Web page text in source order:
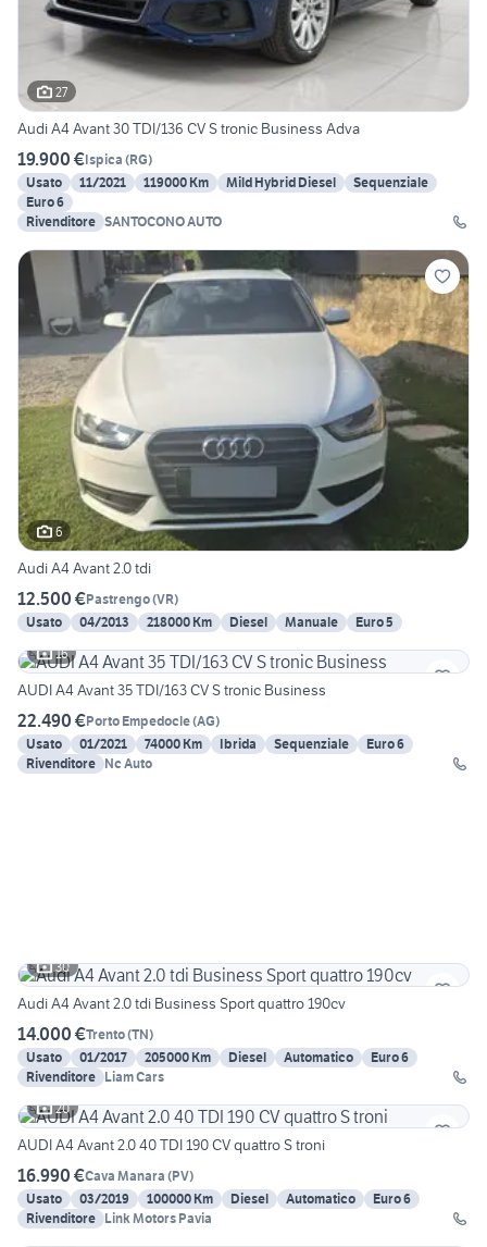
27
Audi A4 Avant 30 TDI/136 CV S tronic Business Adva
19.900 €Ispica (RG)
Usato
11/2021 119000 Km Mild Hybrid Diesel
Sequenziale
Euro 6
Rivenditore SANTOCONO AUTO
6
Audi A4 Avant 2.0 tdi
12.500 €Pastrengo(VR)
Usato
04/2013 218000 Km Diesel Manuale
Euro 5
16
AUDI A4 Avant 35 TDI/163 CV S tronic Business
22.490 €Porto Empedocle(AG)
Usato
01/2021 74000 Km Ibrida Sequenziale
Euro 6
Rivenditore Nc Auto
30
Audi A4 Avant 2.0 tdi Business Sport quattro 190cv
14.000 €Trento(TN)
Usato
01/2017 205000 Km Diesel Automatico
Euro 6
Rivenditore Liam Cars
20
AUDI A4 Avant 2.0 40 TDI 190 CV quattro S troni
16.990 €Cava Manara (PV)
Usato
03/2019 100000 Km Diesel Automatico
Euro 6
Rivenditore Link Motors Pavia